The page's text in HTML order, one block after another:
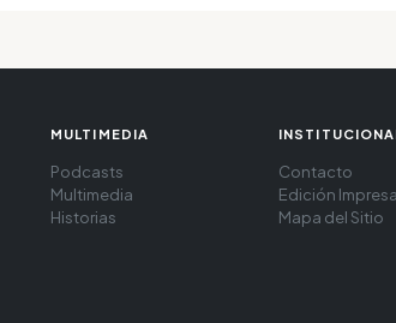
MULTIMEDIA
Podcasts
Multimedia
Historias
Contacto
Edición Impresa
Mapa del Sitio